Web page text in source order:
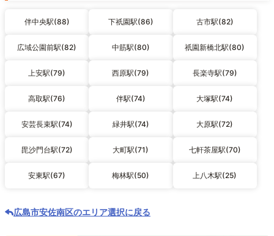
伴中央駅(88) 下祇園駅(86) 古市駅(82)
広域公園前駅(82) 中筋駅(80) 祇園新橋北駅(80)
上安駅(79) 西原駅(79) 長楽寺駅(79)
高取駅(76) 伴駅(74) 大塚駅(74)
安芸長束駅(74) 緑井駅(74) 大原駅(72)
毘沙門台駅(72) 大町駅(71) 七軒茶屋駅(70)
安東駅(67) 梅林駅(50) 上八木駅(25)
広島市安佐南区のエリア選択に戻る